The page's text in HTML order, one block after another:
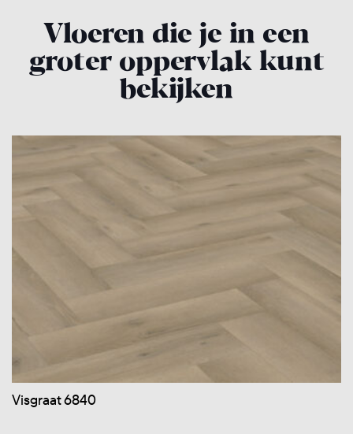
Vloeren die je in een
groter oppervlak kunt
bekijken
Visgraat 6840